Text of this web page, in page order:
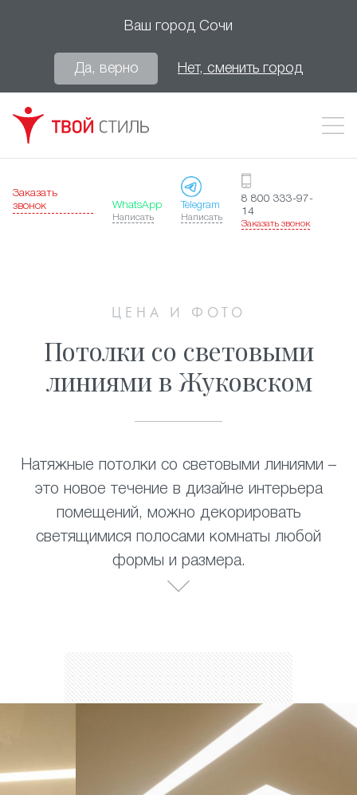
Ваш город Сочи
Да, верно Нет, сменить город
Заказать
звонок
WhatsApp
Написать
Telegram
Написать
8 800 333-97-
14
Заказать звонок
ЦЕНА И ФОТО
Потолки со световыми
линиями в Жуковском
Натяжные потолки со световыми линиями –
это новое течение в дизайне интерьера
помещений, можно декорировать
светящимися полосами комнаты любой
формы и размера.